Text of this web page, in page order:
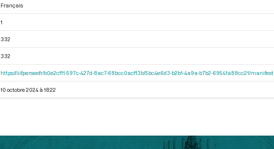
Français
1
332
332
https://iiif.persee.fr/b0e2cf11-597c-427d-8ac7-68bcc0acf13b/5bc4e6d3-b2b1-4a9a-b7b2-69541a88cc21/manifest
10 octobre 2024 à 18:22